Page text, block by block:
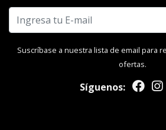
Suscríbase a nuestra lista de email para
ofertas.
Síguenos: